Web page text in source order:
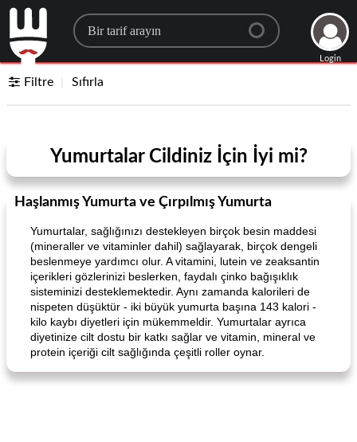
Search for a recipe
Login
Filtre Sıfırla
Yumurtalar Cildiniz İçin İyi mi?
Haşlanmış Yumurta ve Çırpılmış Yumurta
Yumurtalar, sağlığınızı destekleyen birçok besin maddesi
(mineraller ve vitaminler dahil) sağlayarak, birçok dengeli
beslenmeye yardımcı olur. A vitamini, lutein ve zeaksantin
içerikleri gözlerinizi beslerken, faydalı çinko bağışıklık
sisteminizi desteklemektedir. Aynı zamanda kalorileri de
nispeten düşüktür - iki büyük yumurta başına 143 kalori -
kilo kaybı diyetleri için mükemmeldir. Yumurtalar ayrıca
diyetinize cilt dostu bir katkı sağlar ve vitamin, mineral ve
protein içeriği cilt sağlığında çeşitli roller oynar.